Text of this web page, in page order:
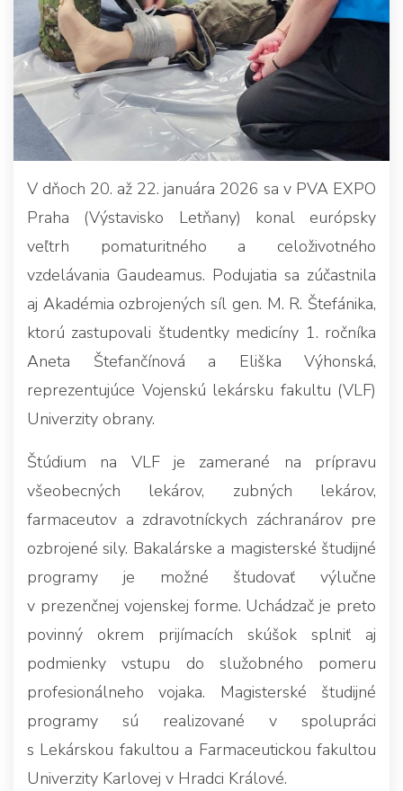
V dňoch 20. až 22. januára 2026 sa v PVA EXPO
Praha (Výstavisko Letňany) konal európsky
veľtrh pomaturitného a celoživotného
vzdelávania Gaudeamus. Podujatia sa zúčastnila
aj Akadémia ozbrojených síl gen. M. R. Štefánika,
ktorú zastupovali študentky medicíny 1. ročníka
Aneta Štefančínová a Eliška Výhonská,
reprezentujúce Vojenskú lekársku fakultu (VLF)
Univerzity obrany.
Štúdium na VLF je zamerané na prípravu
všeobecných lekárov, zubných lekárov,
farmaceutov a zdravotníckych záchranárov pre
ozbrojené sily. Bakalárske a magisterské študijné
programy je možné študovať výlučne
v prezenčnej vojenskej forme. Uchádzač je preto
povinný okrem prijímacích skúšok splniť aj
podmienky vstupu do služobného pomeru
profesionálneho vojaka. Magisterské študijné
programy sú realizované v spolupráci
s Lekárskou fakultou a Farmaceutickou fakultou
Univerzity Karlovej v Hradci Králové.